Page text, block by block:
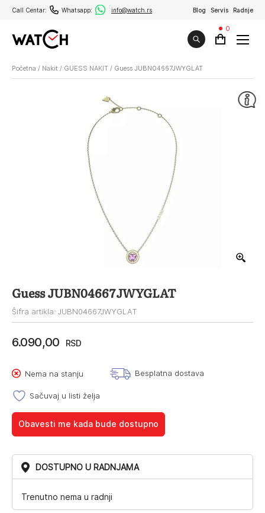
Call Centar: Whatsapp: info@watch.rs Blog Servis Radnje
0
Početna / Nakit / GUESS NAKIT / Guess JUBN04667JWYGLAT
Guess JUBN04667JWYGLAT
Šifra artikla: JUBN04667JWYGLAT
6.090,00 RSD
Nema na stanju Besplatna dostava
Sačuvaj u listi želja
Obavesti me kada bude dostupno
DOSTUPNO U RADNJAMA
Trenutno nema u radnji